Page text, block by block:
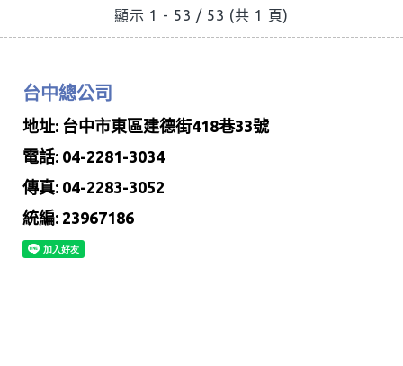
顯示 1 - 53 / 53 (共 1 頁)
台中總公司
地址: 台中市東區建德街418巷33號
電話: 04-2281-3034
傳真: 04-2283-3052
統編: 23967186